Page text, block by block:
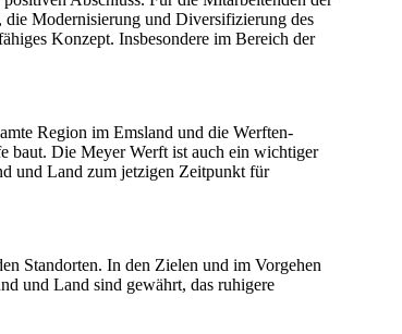
die Modernisierung und Diversifizierung des
Konzept. Insbesondere im Bereich der
Region im Emsland und die Werften-
baut. Die Meyer Werft ist auch ein wichtiger
und Land zum jetzigen Zeitpunkt für
Standorten. In den Zielen und im Vorgehen
und Land sind gewährt, das ruhigere